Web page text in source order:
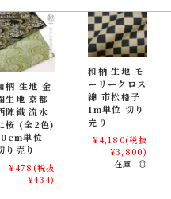
柄 生地 金
生地 京都
陣織 流水
桜 (全2色)
単位
り売り
¥478 (税抜
¥434)
和柄 生地 モ
ーリークロス
綿 市松格子
1m単位 切り
売り
¥4,180(税抜
¥3,800)
在庫 ◎